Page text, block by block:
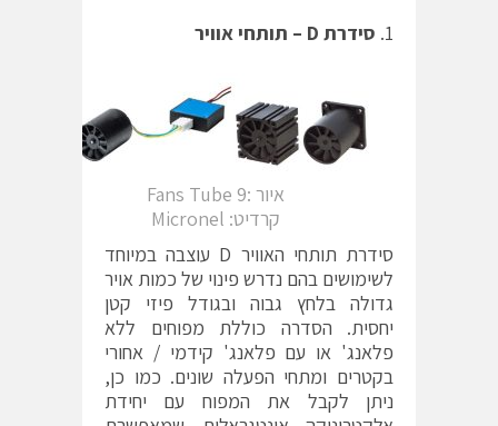
סידרת
– תותחי אוויר
איור :9 Fans Tube
קרדיט: Micronel
סידרת תותחי האוויר D עוצבה במיוחד
לשימושים בהם נדרש פינוי של כמות אויר
גדולה בלחץ גבוה ובגודל פיזי קטן
יחסית. הסדרה כוללת מפוחים ללא
פלאנג' או עם פלאנג' קידמי / אחורי
בקטרים ומתחי הפעלה שונים. כמו כן,
ניתן לקבל את המפוח עם יחידת